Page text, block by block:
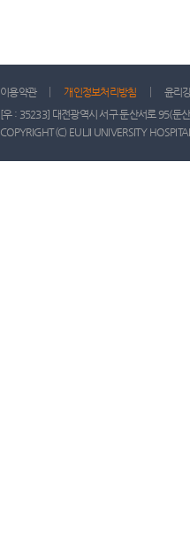
이용약관 개인정보처리방침 윤리
[우 : 35233] 대전광역시 서구 둔산서로 95(
COPYRIGHT(C) EULJI UNIVERSITY